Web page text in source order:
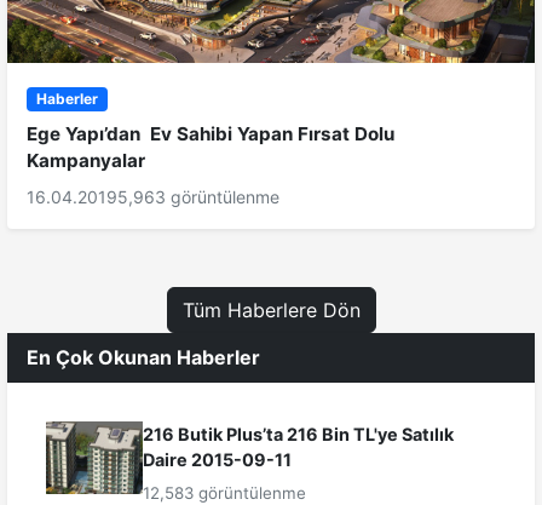
Haberler
Ege Yapı’dan Ev Sahibi Yapan Fırsat Dolu
Kampanyalar
16.04.20195,963 görüntülenme
Tüm Haberlere Dön
En Çok Okunan Haberler
216 Butik Plus’ta 216 Bin TL'ye Satılık
Daire 2015-09-11
12,583 görüntülenme